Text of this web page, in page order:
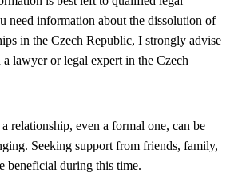
need information about the dissolution of
in the Czech Republic, I strongly advise
lawyer or legal expert in the Czech
relationship, even a formal one, can be
Seeking support from friends, family,
beneficial during this time.